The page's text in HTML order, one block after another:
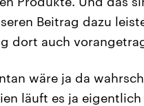
Beitrag dazu
dort auch
wäre ja da
läuft es ja